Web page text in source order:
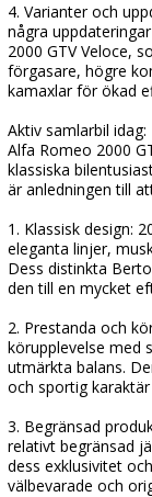
4. Varianter och
några
2000 GTV Veloce,
förgasare, högre
kamaxlar för ökad
Aktiv samlarbil idag:
Alfa Romeo 2000
klassiska
är anledningen till
1. Klassisk design:
eleganta linjer,
Dess distinkta
den till en mycket
2. Prestanda och
körupplevelse med
utmärkta balans.
och sportig
3. Begränsad
relativt begränsad
dess exklusivitet
välbevarade och